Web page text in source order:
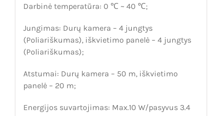
Darbinė temperatūra: 0 ℃ ~ 40 ℃;
Jungimas: Durų kamera – 4 jungtys
(Poliariškumas), iškvietimo panelė – 4 jungtys
(Poliariškumas);
Atstumai: Durų kamera – 50 m, iškvietimo
panelė – 20 m;
Energijos suvartojimas: Max.10 W/pasyvus 3.4